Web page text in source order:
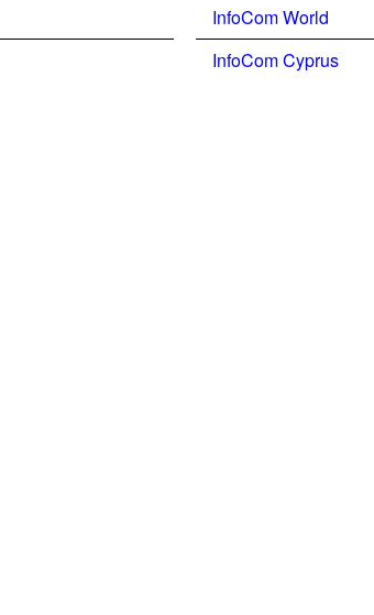
InfoCom World
InfoCom Cyprus